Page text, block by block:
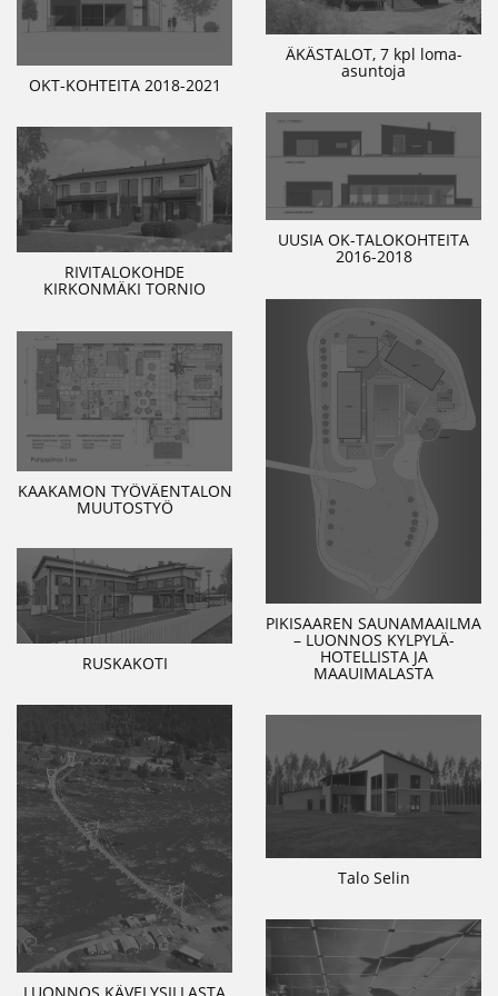
ÄKÄSTALOT, 7 kpl loma-
asuntoja
OKT-KOHTEITA 2018-2021
UUSIA OK-TALOKOHTEITA
2016-2018
RIVITALOKOHDE
KIRKONMÄKI TORNIO
PIKISAAREN SAUNAMAAILMA
– LUONNOS KYLPYLÄ-
HOTELLISTA JA
MAAUIMALASTA
KAAKAMON TYÖVÄENTALON
MUUTOSTYÖ
RUSKAKOTI
Talo Selin